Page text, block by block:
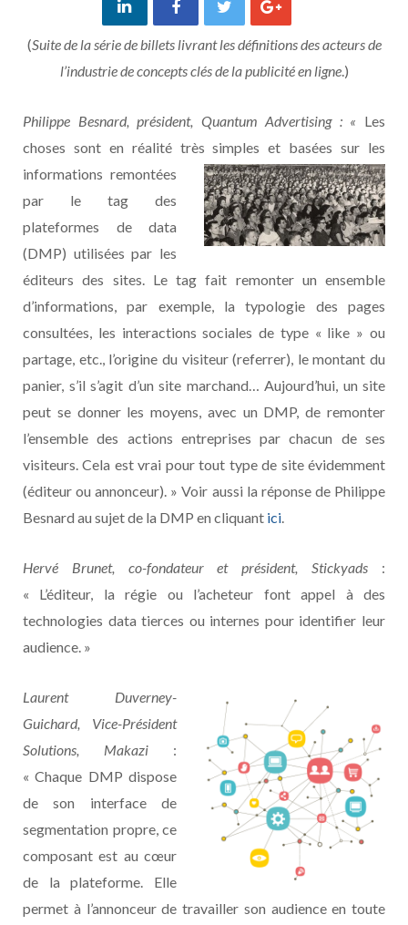
(Suite de la série de billets livrant les définitions des acteurs de
l’industrie de concepts clés de la publicité en ligne.)
Philippe Besnard, président, Quantum Advertising : « Les
choses sont en réalité très simples et basées sur les
informations remontées
par le tag des
plateformes de data
(DMP) utilisées par les
éditeurs des sites. Le tag fait remonter un ensemble
d’informations, par exemple, la typologie des pages
consultées, les interactions sociales de type « like » ou
partage, etc., l’origine du visiteur (referrer), le montant du
panier, s’il s’agit d’un site marchand… Aujourd’hui, un site
peut se donner les moyens, avec un DMP, de remonter
l’ensemble des actions entreprises par chacun de ses
visiteurs. Cela est vrai pour tout type de site évidemment
(éditeur ou annonceur). » Voir aussi la réponse de Philippe
Besnard au sujet de la DMP en cliquant ici.
Hervé Brunet, co-fondateur et président, Stickyads :
« L’éditeur, la régie ou l’acheteur font appel à des
technologies data tierces ou internes pour identifier leur
audience. »
Laurent Duverney-
Guichard, Vice-Président
Solutions, Makazi :
« Chaque DMP dispose
de son interface de
segmentation propre, ce
composant est au cœur
de la plateforme. Elle
permet à l’annonceur de travailler son audience en toute